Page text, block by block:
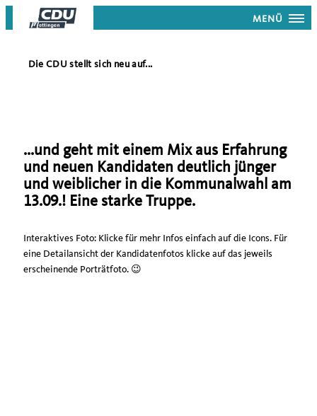
MENÜ
Die CDU stellt sich neu auf...
...und geht mit einem Mix aus Erfahrung
und neuen Kandidaten deutlich jünger
und weiblicher in die Kommunalwahl am
13.09.! Eine starke Truppe.
Interaktives Foto: Klicke für mehr Infos einfach auf die Icons. Für
eine Detailansicht der Kandidatenfotos klicke auf das jeweils
erscheinende Porträtfoto. 😉